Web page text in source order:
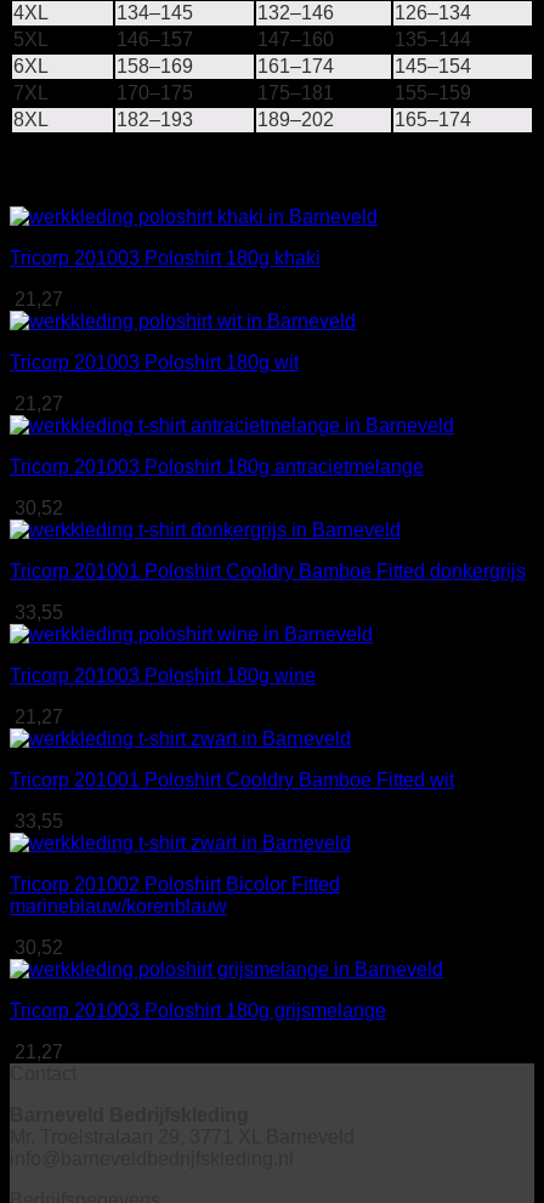
4XL
134–145 132–146
126–134
5XL
146–157 147–160
135–144
6XL
158–169 161–174
145–154
7XL
170–175 175–181
155–159
8XL
182–193 189–202 165–174
Tricorp 201003 Poloshirt 180g khaki
21,27
Tricorp 201003 Poloshirt 180g wit
21,27
Tricorp 201003 Poloshirt 180g antracietmelange
30,52
Tricorp 201001 Poloshirt Cooldry Bamboe Fitted donkergrijs
33,55
Tricorp 201003 Poloshirt 180g wine
21,27
Tricorp 201001 Poloshirt Cooldry Bamboe Fitted wit
33,55
Tricorp 201002 Poloshirt Bicolor Fitted
marineblauw/korenblauw
30,52
Tricorp 201003 Poloshirt 180g grijsmelange
21,27